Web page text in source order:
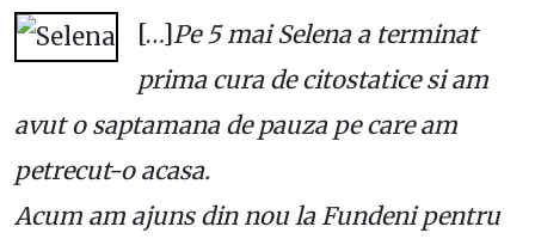
[…]Pe 5 mai Selena a terminat
prima cura de citostatice si am
avut o saptamana de pauza pe care am
petrecut-o acasa.
Acum am ajuns din nou la Fundeni pentru